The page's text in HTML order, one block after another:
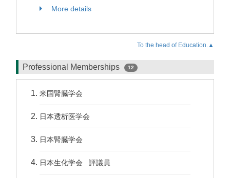
More details
To the head of Education.▲
Professional Memberships 12
米国腎臓学会
日本透析医学会
日本腎臓学会
日本生化学会 評議員